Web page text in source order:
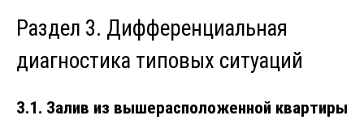
Раздел 3. Дифференциальная
диагностика типовых ситуаций
3.1. Залив из вышерасположенной квартиры